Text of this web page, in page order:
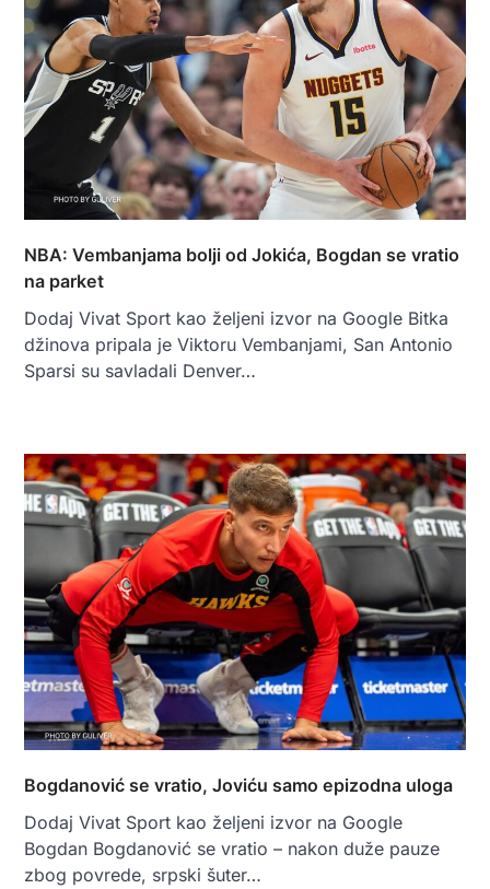
NBA: Vembanjama bolji od Jokića, Bogdan se vratio
na parket
Dodaj Vivat Sport kao željeni izvor na Google Bitka
džinova pripala je Viktoru Vembanjami, San Antonio
Sparsi su savladali Denver…
Bogdanović se vratio, Joviću samo epizodna uloga
Dodaj Vivat Sport kao željeni izvor na Google
Bogdan Bogdanović se vratio – nakon duže pauze
zbog povrede, srpski šuter…